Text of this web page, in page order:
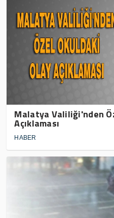
Malatya Valiliği'nden
Açıklaması
HABER